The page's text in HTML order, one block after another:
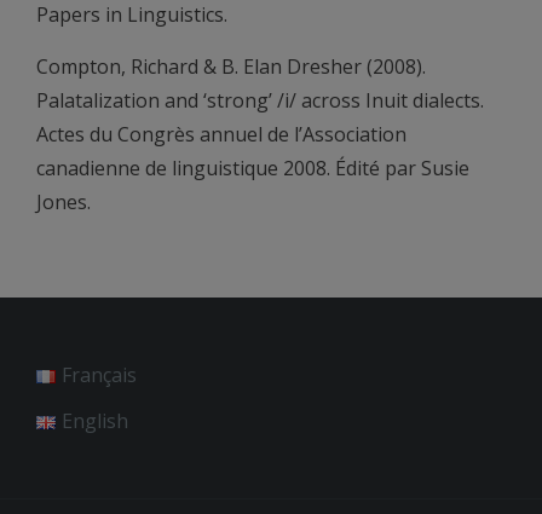
Papers in Linguistics.
Compton, Richard & B. Elan Dresher (2008).
Palatalization and ‘strong’ /i/ across Inuit dialects.
Actes du Congrès annuel de l’Association
canadienne de linguistique 2008. Édité par Susie
Jones.
Français
English